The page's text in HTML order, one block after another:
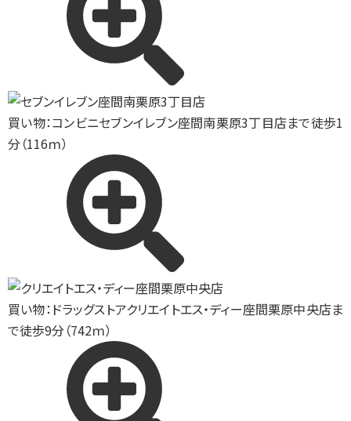
買い物：コンビニセブンイレブン座間南栗原3丁目店まで徒歩1
分（116ｍ）
買い物：ドラッグストアクリエイトエス・ディー座間栗原中央店ま
で徒歩9分（742ｍ）